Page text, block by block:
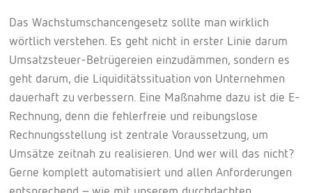
Das Wachstumschancengesetz sollte man wirklich
wörtlich verstehen. Es geht nicht in erster Linie darum
Umsatzsteuer-Betrügereien einzudämmen, sondern es
geht darum, die Liquiditätssituation von Unternehmen
dauerhaft zu verbessern. Eine Maßnahme dazu ist die E-
Rechnung, denn die fehlerfreie und reibungslose
Rechnungsstellung ist zentrale Voraussetzung, um
Umsätze zeitnah zu realisieren. Und wer will das nicht?
Gerne komplett automatisiert und allen Anforderungen